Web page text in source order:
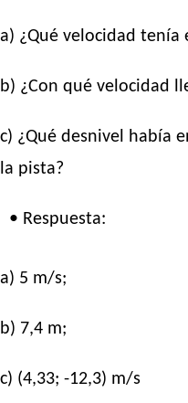
a) ¿Qué velocidad tenía
b) ¿Con qué velocidad
c) ¿Qué desnivel había
la pista?
• Respuesta:
a) 5 m/s;
b) 7,4 m;
c) (4,33; -12,3) m/s